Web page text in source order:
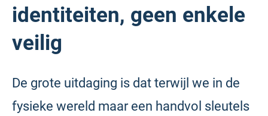
identiteiten, geen enkele
veilig
De grote uitdaging is dat terwijl we in de
fysieke wereld maar een handvol sleutels